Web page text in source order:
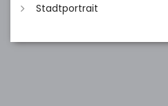
Stadtportrait